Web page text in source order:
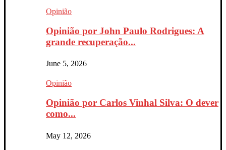
Opinião
Opinião por John Paulo Rodrigues: A
grande recuperação...
June 5, 2026
Opinião
Opinião por Carlos Vinhal Silva: O dever
como...
May 12, 2026